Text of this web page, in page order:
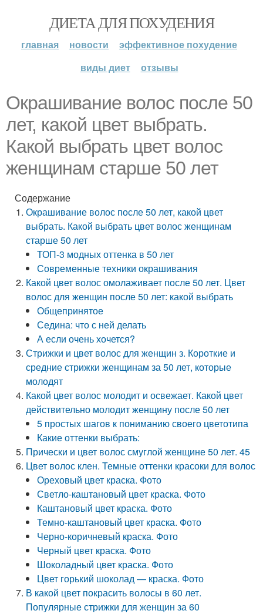
ДИЕТА ДЛЯ ПОХУДЕНИЯ
главная новости
эффективное похудение
виды диет
отзывы
Окрашивание волос после 50
лет, какой цвет выбрать.
Какой выбрать цвет волос
женщинам старше 50 лет
Содержание
Окрашивание волос после 50 лет, какой цвет
выбрать. Какой выбрать цвет волос женщинам
старше 50 лет
ТОП-3 модных оттенка в 50 лет
Современные техники окрашивания
Какой цвет волос омолаживает после 50 лет. Цвет
волос для женщин после 50 лет: какой выбрать
Общепринятое
Седина: что с ней делать
А если очень хочется?
Стрижки и цвет волос для женщин з. Короткие и
средние стрижки женщинам за 50 лет, которые
молодят
Какой цвет волос молодит и освежает. Какой цвет
действительно молодит женщину после 50 лет
5 простых шагов к пониманию своего цветотипа
Какие оттенки выбрать:
Прически и цвет волос смуглой женщине 50 лет. 45
Цвет волос клен. Темные оттенки красоки для волос
Ореховый цвет краска. Фото
Светло-каштановый цвет краска. Фото
Каштановый цвет краска. Фото
Темно-каштановый цвет краска. Фото
Черно-коричневый краска. Фото
Черный цвет краска. Фото
Шоколадный цвет краска. Фото
Цвет горький шоколад — краска. Фото
В какой цвет покрасить волосы в 60 лет.
Популярные стрижки для женщин за 60